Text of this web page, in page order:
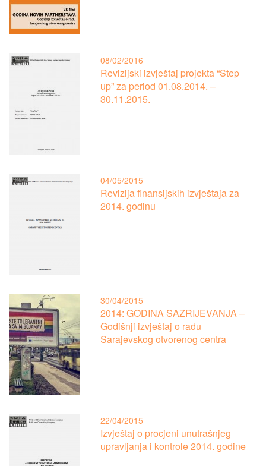
08/02/2016
Revizijski izvještaj projekta “Step
up” za period 01.08.2014. –
30.11.2015.
04/05/2015
Revizija finansijskih izvještaja za
2014. godinu
30/04/2015
2014: GODINA SAZRIJEVANJA –
Godišnji izvještaj o radu
Sarajevskog otvorenog centra
22/04/2015
Izvještaj o procjeni unutrašnjeg
upravljanja i kontrole 2014. godine